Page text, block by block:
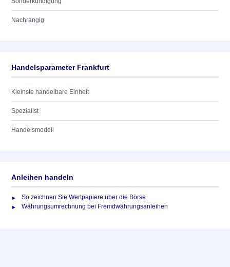
Nachrangig
Handelsparameter Frankfurt
Kleinste handelbare Einheit
Spezialist
Handelsmodell
Anleihen handeln
So zeichnen Sie Wertpapiere über die Börse
Währungsumrechnung bei Fremdwährungsanleihen